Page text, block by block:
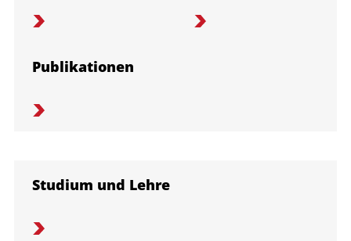
Publikationen
Studium und Lehre